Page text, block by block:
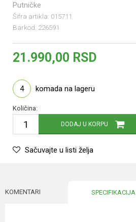
Putničke
Šifra artikla: 015711
Barkod: 226591
21.990,00 RSD
4 komada na lageru
Količina:
DODAJ U KORPU
Sačuvajte u listi želja
KOMENTARI SPECIFIKACIJA